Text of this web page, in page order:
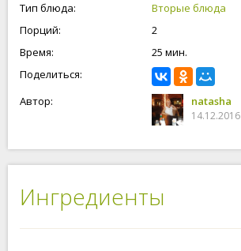
Тип блюда:
Вторые блюда
Порций:
2
Время:
25 мин.
Поделиться:
Автор:
natasha
14.12.2016
Ингредиенты